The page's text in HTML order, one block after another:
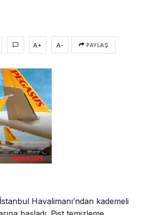
A+ A- PAYLAŞ
Havalimanı’ndan kademeli